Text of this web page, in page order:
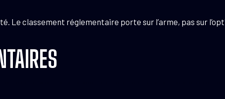
Le classement réglementaire porte sur l’arme, pas sur